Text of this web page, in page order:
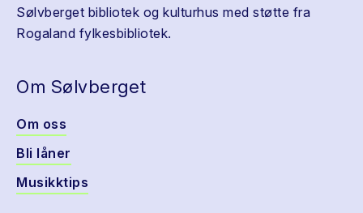
Sølvberget bibliotek og kulturhus med støtte fra
Rogaland fylkesbibliotek.
Om Sølvberget
Om oss
Bli låner
Musikktips